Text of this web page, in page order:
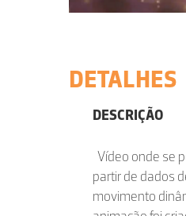
DETALHES
DESCRIÇÃO
Vídeo onde se
partir de dados
movimento